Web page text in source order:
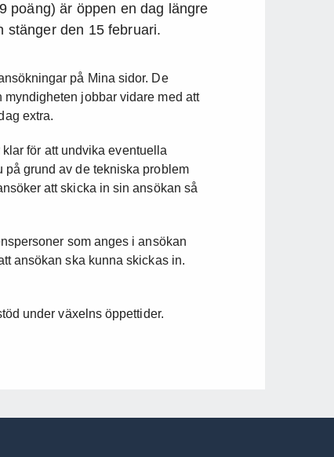
poäng) är öppen en dag längre
stänger den 15 februari.
på Mina sidor. De
jobbar vidare med att
extra.
för att undvika eventuella
grund av de tekniska problem
att skicka in sin ansökan så
som anges i ansökan
ansökan ska kunna skickas in.
under växelns öppettider.